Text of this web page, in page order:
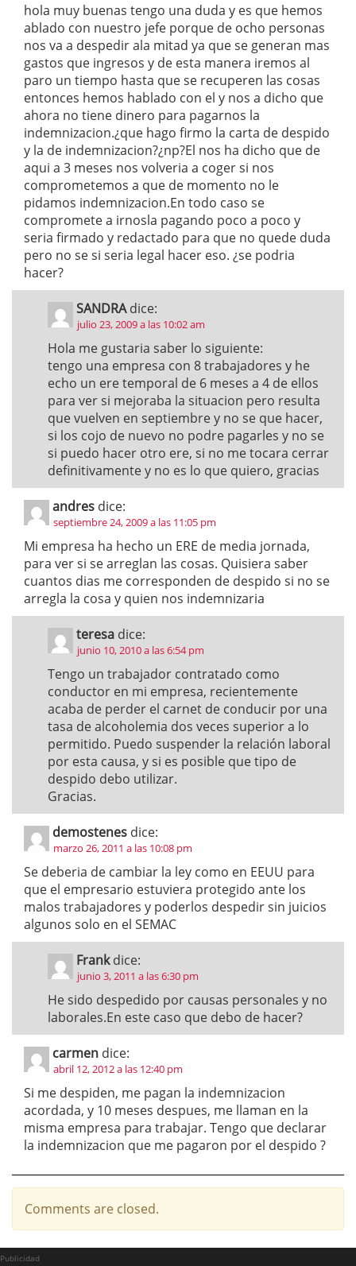
hola muy buenas tengo una duda y es que hemos
ablado con nuestro jefe porque de ocho personas
nos va a despedir ala mitad ya que se generan mas
gastos que ingresos y de esta manera iremos al
paro un tiempo hasta que se recuperen las cosas
entonces hemos hablado con el y nos a dicho que
ahora no tiene dinero para pagarnos la
indemnizacion.¿que hago firmo la carta de despido
y la de indemnizacion?¿np?El nos ha dicho que de
aqui a 3 meses nos volveria a coger si nos
comprometemos a que de momento no le
pidamos indemnizacion.En todo caso se
compromete a irnosla pagando poco a poco y
seria firmado y redactado para que no quede duda
pero no se si seria legal hacer eso. ¿se podria
hacer?
SANDRA dice:
julio 23, 2009 a las 10:02 am
Hola me gustaria saber lo siguiente:
tengo una empresa con 8 trabajadores y he
echo un ere temporal de 6 meses a 4 de ellos
para ver si mejoraba la situacion pero resulta
que vuelven en septiembre y no se que hacer,
si los cojo de nuevo no podre pagarles y no se
si puedo hacer otro ere, si no me tocara cerrar
definitivamente y no es lo que quiero, gracias
andres dice:
septiembre 24, 2009 a las 11:05 pm
Mi empresa ha hecho un ERE de media jornada,
para ver si se arreglan las cosas. Quisiera saber
cuantos dias me corresponden de despido si no se
arregla la cosa y quien nos indemnizaria
teresa dice:
junio 10, 2010 a las 6:54 pm
Tengo un trabajador contratado como
conductor en mi empresa, recientemente
acaba de perder el carnet de conducir por una
tasa de alcoholemia dos veces superior a lo
permitido. Puedo suspender la relación laboral
por esta causa, y si es posible que tipo de
despido debo utilizar.
Gracias.
demostenes dice:
marzo 26, 2011 a las 10:08 pm
Se deberia de cambiar la ley como en EEUU para
que el empresario estuviera protegido ante los
malos trabajadores y poderlos despedir sin juicios
algunos solo en el SEMAC
Frank dice:
junio 3, 2011 a las 6:30 pm
He sido despedido por causas personales y no
laborales.En este caso que debo de hacer?
carmen dice:
abril 12, 2012 a las 12:40 pm
Si me despiden, me pagan la indemnizacion
acordada, y 10 meses despues, me llaman en la
misma empresa para trabajar. Tengo que declarar
la indemnizacion que me pagaron por el despido ?
Comments are closed.
Publicidad